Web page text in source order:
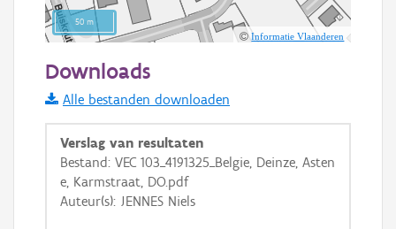
50 m
Informatie Vlaanderen
Basis Lagen
OSM-Basiskaart
Ortho
GRB-Basiskaart
Downloads
Alle bestanden downloaden
Verslag van resultaten
Bestand: VEC 103_4191325_Belgie, Deinze, Asten
e, Karmstraat, DO.pdf
Auteur(s): JENNES Niels